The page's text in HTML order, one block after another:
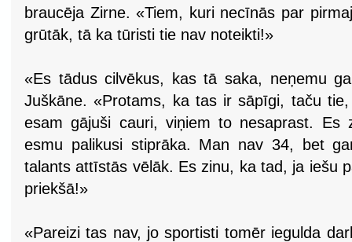
braucēja Zirne. «Tiem, kuri necīnās par
grūtāk, tā ka tūristi tie nav noteikti!»
«Es tādus cilvēkus, kas tā saka, neņemu
Juškāne. «Protams, ka tas ir sāpīgi, taču
esam gājuši cauri, viņiem to nesaprast.
esmu palikusi stiprāka. Man nav 34, bet
talants attīstās vēlāk. Es zinu, ka tad, ja iešu
priekšā!»
«Pareizi tas nav, jo sportisti tomēr iegulda